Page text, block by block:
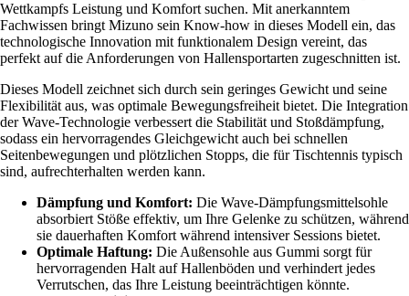
Wettkampfs Leistung und Komfort suchen. Mit anerkanntem
Fachwissen bringt Mizuno sein Know-how in dieses Modell ein, das
technologische Innovation mit funktionalem Design vereint, das
perfekt auf die Anforderungen von Hallensportarten zugeschnitten ist.
Dieses Modell zeichnet sich durch sein geringes Gewicht und seine
Flexibilität aus, was optimale Bewegungsfreiheit bietet. Die Integration
der Wave-Technologie verbessert die Stabilität und Stoßdämpfung,
sodass ein hervorragendes Gleichgewicht auch bei schnellen
Seitenbewegungen und plötzlichen Stopps, die für Tischtennis typisch
sind, aufrechterhalten werden kann.
Dämpfung und Komfort: Die Wave-Dämpfungsmittelsohle
absorbiert Stöße effektiv, um Ihre Gelenke zu schützen, während
sie dauerhaften Komfort während intensiver Sessions bietet.
Optimale Haftung: Die Außensohle aus Gummi sorgt für
hervorragenden Halt auf Hallenböden und verhindert jedes
Verrutschen, das Ihre Leistung beeinträchtigen könnte.